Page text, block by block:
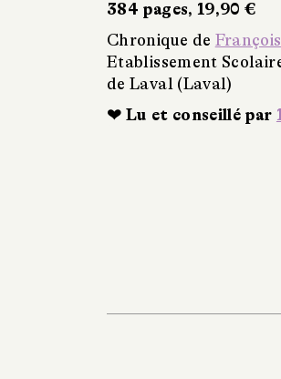
384 pages, 19,90 €
Chronique de
Etablissement
de Laval (Laval)
❤ Lu et conseillé par